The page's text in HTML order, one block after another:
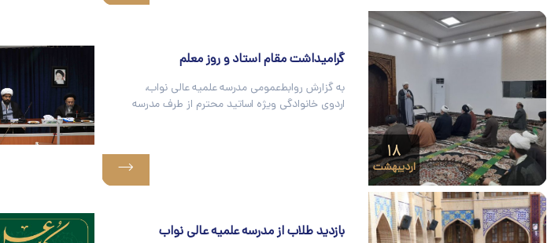
۱۸
اردیبهشت
گرامیداشت مقام استاد و روز معلم
به گزارش روابط‌عمومی مدرسه علمیه عالی نواب،
اردوی خانوادگی ویژه اساتید محترم از طرف مدرسه
بازدید طلاب از مدرسه علمیه عالی نواب